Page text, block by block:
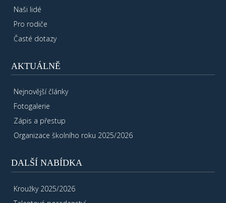
Naši lidé
Pro rodiče
Časté dotazy
AKTUÁLNĚ
Nejnovější články
Fotogalerie
Zápis a přestup
Organizace školního roku 2025/2026
DALŠÍ NABÍDKA
Kroužky 2025/2026